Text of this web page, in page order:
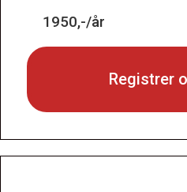
1950,-/år
Registrer